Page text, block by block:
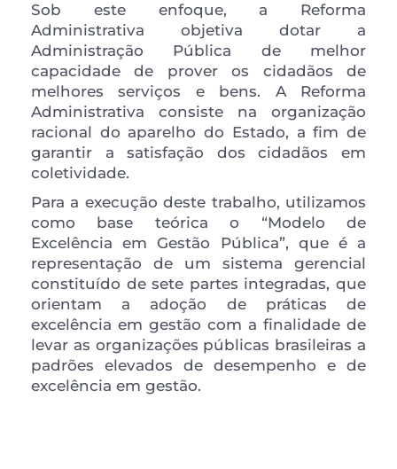
Sob este enfoque, a Reforma
Administrativa objetiva dotar a
Administração Pública de melhor
capacidade de prover os cidadãos de
melhores serviços e bens. A Reforma
Administrativa consiste na organização
racional do aparelho do Estado, a fim de
garantir a satisfação dos cidadãos em
coletividade.
Para a execução deste trabalho, utilizamos
como base teórica o “Modelo de
Excelência em Gestão Pública”, que é a
representação de um sistema gerencial
constituído de sete partes integradas, que
orientam a adoção de práticas de
excelência em gestão com a finalidade de
levar as organizações públicas brasileiras a
padrões elevados de desempenho e de
excelência em gestão.